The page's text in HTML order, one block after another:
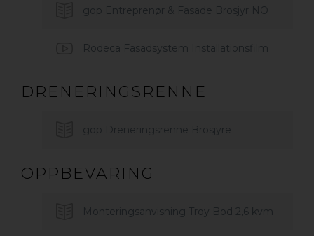
gop Entreprenør & Fasade Brosjyr NO
Rodeca Fasadsystem Installationsfilm
DRENERINGSRENNE
gop Dreneringsrenne Brosjyre
OPPBEVARING
Monteringsanvisning Troy Bod 2,6 kvm